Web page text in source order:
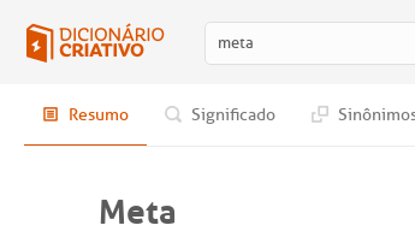
Resumo Significado
Meta